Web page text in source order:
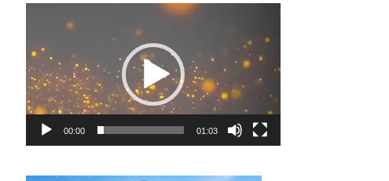
00:00 01:03